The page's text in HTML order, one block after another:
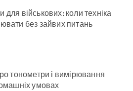
для військових: коли техніка
без зайвих питань
тонометри і вимірювання
умовах